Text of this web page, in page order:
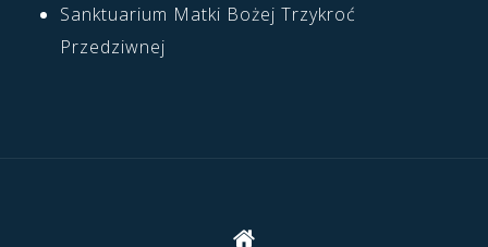
Sanktuarium Matki Bożej Trzykroć
Przedziwnej